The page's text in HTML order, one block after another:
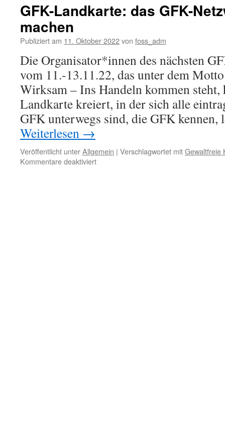
GFK-Landkarte: das GFK-
machen
Publiziert am 11. Oktober 2022von foss_adm
Die Organisator*innen des nächsten
vom 11.-13.11.22, das unter dem
Wirksam – Ins Handeln kommen
Landkarte kreiert, in der sich alle
GFK unterwegs sind, die GFK
Weiterlesen →
Veröffentlicht unterAllgemein | Verschlagwortet mitGewaltfreie
Kommentare deaktiviertfür